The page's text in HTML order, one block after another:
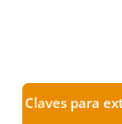
Claves para